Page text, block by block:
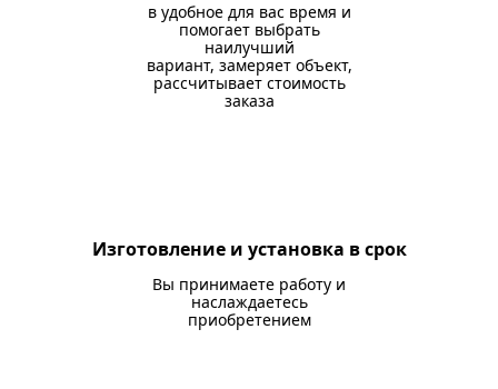
в удобное для вас время и
помогает выбрать
наилучший
вариант, замеряет объект,
рассчитывает стоимость
заказа
Изготовление и установка в срок
Вы принимаете работу и
наслаждаетесь
приобретением